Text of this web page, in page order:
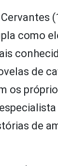
como
de
os
de